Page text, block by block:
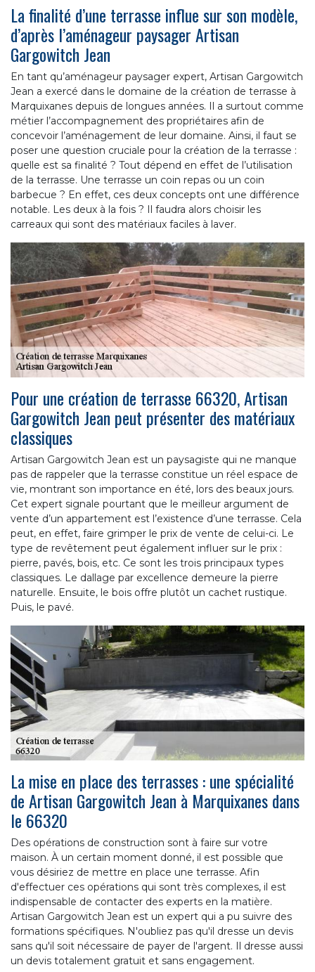
La finalité d’une terrasse influe sur son modèle,
d’après l’aménageur paysager Artisan
Gargowitch Jean
En tant qu’aménageur paysager expert, Artisan Gargowitch
Jean a exercé dans le domaine de la création de terrasse à
Marquixanes depuis de longues années. Il a surtout comme
métier l’accompagnement des propriétaires afin de
concevoir l’aménagement de leur domaine. Ainsi, il faut se
poser une question cruciale pour la création de la terrasse :
quelle est sa finalité ? Tout dépend en effet de l’utilisation
de la terrasse. Une terrasse un coin repas ou un coin
barbecue ? En effet, ces deux concepts ont une différence
notable. Les deux à la fois ? Il faudra alors choisir les
carreaux qui sont des matériaux faciles à laver.
Pour une création de terrasse 66320, Artisan
Gargowitch Jean peut présenter des matériaux
classiques
Artisan Gargowitch Jean est un paysagiste qui ne manque
pas de rappeler que la terrasse constitue un réel espace de
vie, montrant son importance en été, lors des beaux jours.
Cet expert signale pourtant que le meilleur argument de
vente d’un appartement est l’existence d’une terrasse. Cela
peut, en effet, faire grimper le prix de vente de celui-ci. Le
type de revêtement peut également influer sur le prix :
pierre, pavés, bois, etc. Ce sont les trois principaux types
classiques. Le dallage par excellence demeure la pierre
naturelle. Ensuite, le bois offre plutôt un cachet rustique.
Puis, le pavé.
La mise en place des terrasses : une spécialité
de Artisan Gargowitch Jean à Marquixanes dans
le 66320
Des opérations de construction sont à faire sur votre
maison. À un certain moment donné, il est possible que
vous désiriez de mettre en place une terrasse. Afin
d'effectuer ces opérations qui sont très complexes, il est
indispensable de contacter des experts en la matière.
Artisan Gargowitch Jean est un expert qui a pu suivre des
formations spécifiques. N'oubliez pas qu'il dresse un devis
sans qu'il soit nécessaire de payer de l'argent. Il dresse aussi
un devis totalement gratuit et sans engagement.